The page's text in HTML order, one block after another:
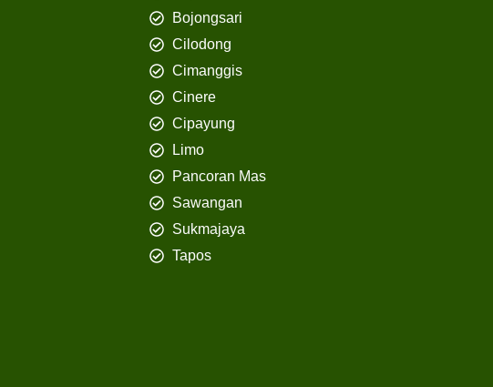
Bojongsari
Cilodong
Cimanggis
Cinere
Cipayung
Limo
Pancoran Mas
Sawangan
Sukmajaya
Tapos